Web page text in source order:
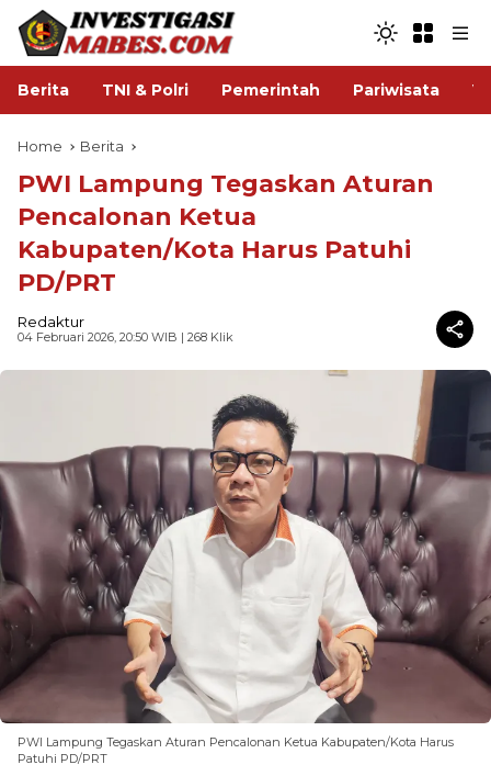
Berita TNI & Polri Pemerintah Pariwisata
Home Berita
PWI Lampung Tegaskan Aturan
Pencalonan Ketua
Kabupaten/Kota Harus Patuhi
PD/PRT
Redaktur
04 Februari 2026, 20:50 WIB | 268 Klik
PWI Lampung Tegaskan Aturan Pencalonan Ketua Kabupaten/Kota Harus
Patuhi PD/PRT